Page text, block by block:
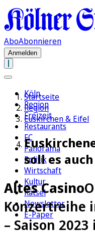
AboAbonnieren
Anmelden
Köln
Region
Freizeit
Restaurants
FC
Panorama
Politik
Wirtschaft
Kultur
Rätsel
Newsletter
E-Paper
Startseite
Region
Euskirchen & Eifel
soll es
Altes Casino
Konzertreihe
– Saison